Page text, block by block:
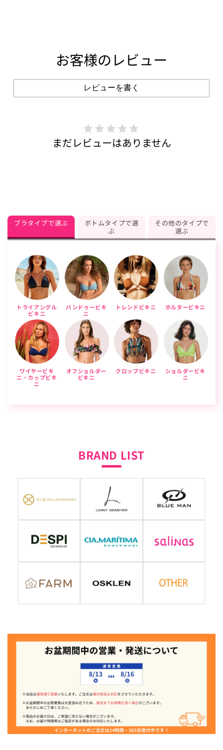
お客様のレビュー
レビューを書く
まだレビューはありません
ブラタイプで選ぶ
ボトムタイプで選
ぶ
その他のタイプで
選ぶ
トライアングル
ビキニ
バンドゥービキ
ニ
トレンドビキニ ホルタービキニ
ワイヤービキ
ニ・カップビキ
ニ
オフショルダー
ビキニ
クロップビキニ
ショルダービキ
ニ
BRAND LIST